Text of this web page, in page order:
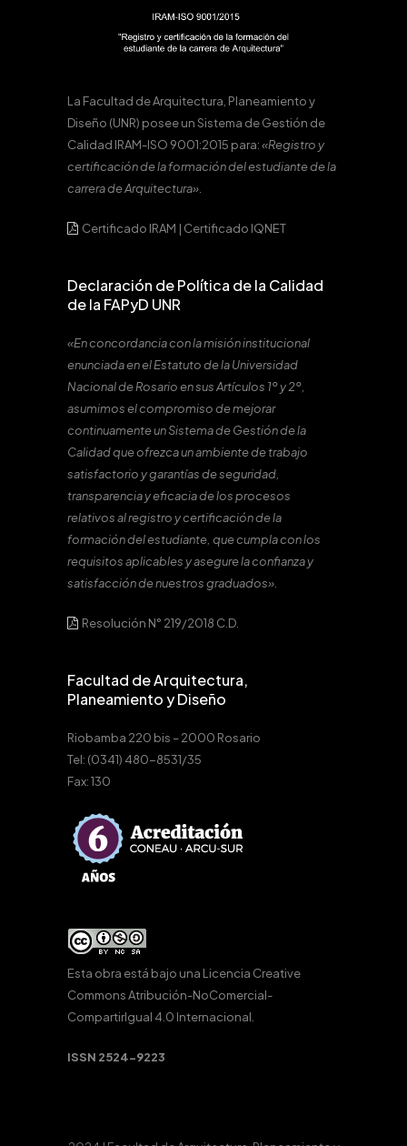
La Facultad de Arquitectura, Planeamiento y
Diseño (UNR) posee un Sistema de Gestión de
Calidad IRAM-ISO 9001:2015 para:«Registro y
certificación de la formación del estudiante de la
carrera de Arquitectura».
Certificado IRAM | Certificado IQNET
Declaración de Política de la Calidad
de la FAPyD UNR
«En concordancia con la misión institucional
enunciada en el Estatuto de la Universidad
Nacional de Rosario en sus Artículos 1º y 2º,
asumimos el compromiso de mejorar
continuamente un Sistema de Gestión de la
Calidad que ofrezca un ambiente de trabajo
satisfactorio y garantías de seguridad,
transparencia y eficacia de los procesos
relativos al registro y certificación de la
formación del estudiante, que cumpla con los
requisitos aplicables y asegure la confianza y
satisfacción de nuestros graduados».
Resolución N° 219/2018 C.D.
Facultad de Arquitectura,
Planeamiento y Diseño
Riobamba 220 bis – 2000 Rosario
Tel: (0341) 480-8531/35
Fax: 130
Esta obra está bajo una Licencia Creative
Commons Atribución-NoComercial-
CompartirIgual 4.0 Internacional.
ISSN 2524-9223